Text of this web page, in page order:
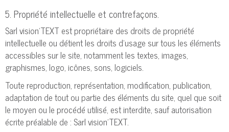
5. Propriété intellectuelle et contrefaçons.
Sarl vision'TEXT est propriétaire des droits de propriété
intellectuelle ou détient les droits d’usage sur tous les éléments
accessibles sur le site, notamment les textes, images,
graphismes, logo, icônes, sons, logiciels.
Toute reproduction, représentation, modification, publication,
adaptation de tout ou partie des éléments du site, quel que soit
le moyen ou le procédé utilisé, est interdite, sauf autorisation
écrite préalable de : Sarl vision'TEXT.